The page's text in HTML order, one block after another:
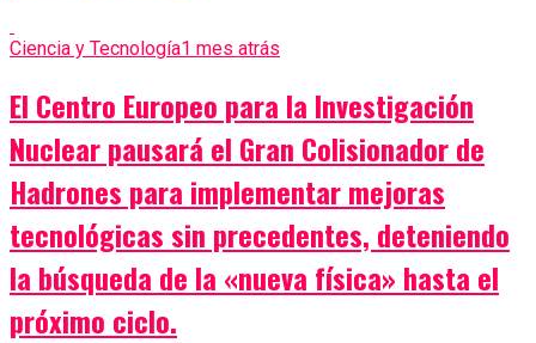
Ciencia y Tecnología1 mes atrás
El Centro Europeo para la Investigación
Nuclear pausará el Gran Colisionador de
Hadrones para implementar mejoras
tecnológicas sin precedentes, deteniendo
la búsqueda de la «nueva física» hasta el
próximo ciclo.